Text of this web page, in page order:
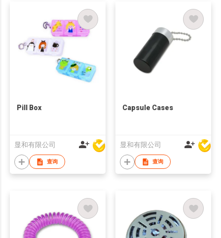
Pill Box
显和有限公司
查询
Capsule Cases
显和有限公司
查询